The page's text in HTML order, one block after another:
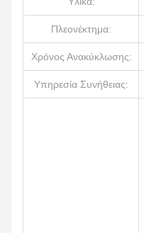
Πλεονέκτημα:
Χρόνος Ανακύκλωσης:
Υπηρεσία Συνήθειας: